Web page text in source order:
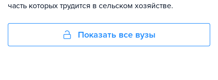
часть которых трудится в сельском хозяйстве.
Показать все вузы